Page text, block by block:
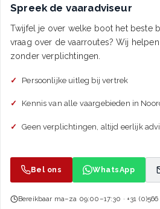
Spreek de vaaradviseur
Twijfel je over welke boot het beste
vraag over de vaarroutes? Wij
zonder verplichtingen.
Persoonlijke uitleg bij vertrek
Kennis van alle vaargebieden in
Geen verplichtingen, altijd eerlijk
Bel ons WhatsApp
Bereikbaar ma–za 09:00–17:30 · +31 (0)566